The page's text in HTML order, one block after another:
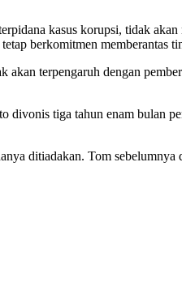
kasus korupsi, tidak akan
berkomitmen memberantas
akan terpengaruh dengan
divonis tiga tahun enam bulan
ditiadakan. Tom sebelumnya